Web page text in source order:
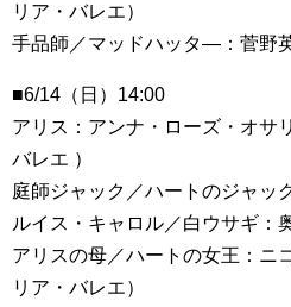
リア・バレエ）
手品師／マッドハッタ―：菅野
■6/14（日）14:00
アリス：アンナ・ローズ・オサ
バレエ ）
庭師ジャック／ハートのジャッ
ルイス・キャロル／白ウサギ：
アリスの母／ハートの女王：ニ
リア・バレエ）